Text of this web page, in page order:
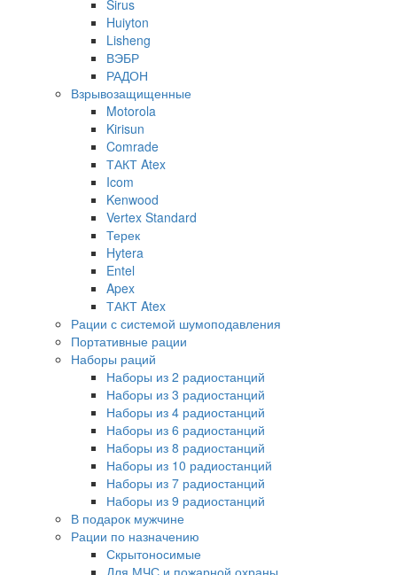
Sirus
Huiyton
Lisheng
ВЭБР
РАДОН
Взрывозащищенные
Motorola
Kirisun
Comrade
ТАКТ Atex
Icom
Kenwood
Vertex Standard
Терек
Hytera
Entel
Apex
ТАКТ Atex
Рации с системой шумоподавления
Портативные рации
Наборы раций
Наборы из 2 радиостанций
Наборы из 3 радиостанций
Наборы из 4 радиостанций
Наборы из 6 радиостанций
Наборы из 8 радиостанций
Наборы из 10 радиостанций
Наборы из 7 радиостанций
Наборы из 9 радиостанций
В подарок мужчине
Рации по назначению
Скрытоносимые
Для МЧС и пожарной охраны